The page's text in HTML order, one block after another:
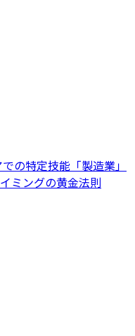
の特定技能「製造業」
ミングの黄金法則